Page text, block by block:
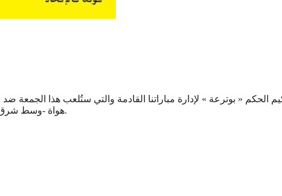
هواة -وسط شرق- وسيساعده كل من « زرههوني و عياد » إضافة إلى « صاولي » كحكم رابع.